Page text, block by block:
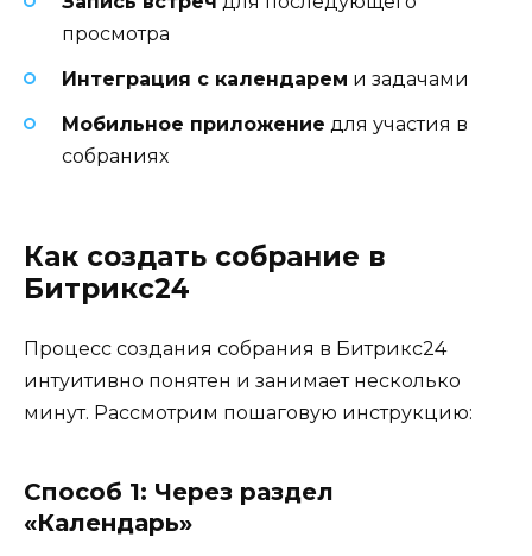
просмотра
Интеграция с календарем и задачами
Мобильное приложение для участия в
собраниях
Как создать собрание в
Битрикс24
Процесс создания собрания в Битрикс24
интуитивно понятен и занимает несколько
минут. Рассмотрим пошаговую инструкцию:
Способ 1: Через раздел
«Календарь»